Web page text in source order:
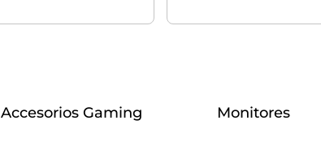
Accesorios Gaming Monitores